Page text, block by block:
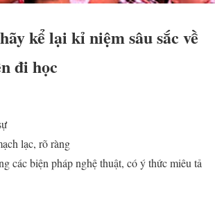
kể lại kỉ niệm sâu sắc về
đi học
lạc, rõ ràng
các biện pháp nghệ thuật, có ý thức miêu tả